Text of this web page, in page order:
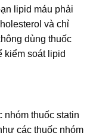
lipid máu phải
và chỉ
dùng thuốc
kiểm soát lipid
nhóm thuốc statin
các thuốc nhóm